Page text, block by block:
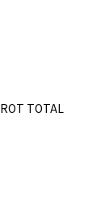
TOTAL